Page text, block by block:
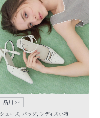
品川 2F
シューズ, バッグ, レディス小物